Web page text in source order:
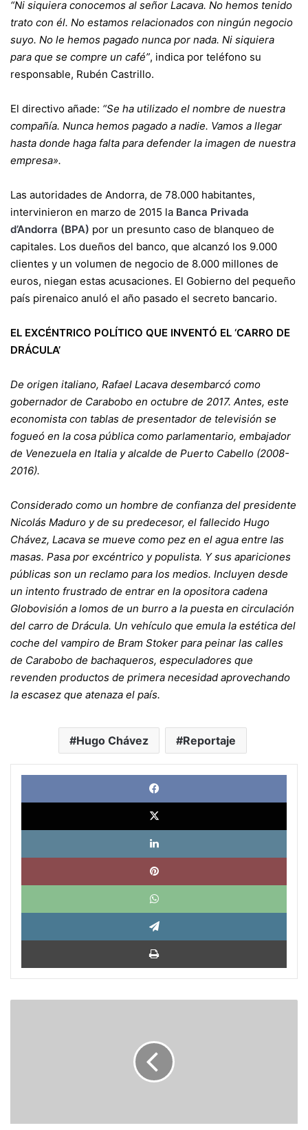
“Ni siquiera conocemos al señor Lacava. No hemos tenido
trato con él. No estamos relacionados con ningún negocio
suyo. No le hemos pagado nunca por nada. Ni siquiera
para que se compre un café”, indica por teléfono su
responsable, Rubén Castrillo.
El directivo añade: “Se ha utilizado el nombre de nuestra
compañía. Nunca hemos pagado a nadie. Vamos a llegar
hasta donde haga falta para defender la imagen de nuestra
empresa».
Las autoridades de Andorra, de 78.000 habitantes,
intervinieron en marzo de 2015 la Banca Privada
d’Andorra (BPA) por un presunto caso de blanqueo de
capitales. Los dueños del banco, que alcanzó los 9.000
clientes y un volumen de negocio de 8.000 millones de
euros, niegan estas acusaciones. El Gobierno del pequeño
país pirenaico anuló el año pasado el secreto bancario.
EL EXCÉNTRICO POLÍTICO QUE INVENTÓ EL ‘CARRO DE
DRÁCULA’
De origen italiano, Rafael Lacava desembarcó como
gobernador de Carabobo en octubre de 2017. Antes, este
economista con tablas de presentador de televisión se
fogueó en la cosa pública como parlamentario, embajador
de Venezuela en Italia y alcalde de Puerto Cabello (2008-
2016).
Considerado como un hombre de confianza del presidente
Nicolás Maduro y de su predecesor, el fallecido Hugo
Chávez, Lacava se mueve como pez en el agua entre las
masas. Pasa por excéntrico y populista. Y sus apariciones
públicas son un reclamo para los medios. Incluyen desde
un intento frustrado de entrar en la opositora cadena
Globovisión a lomos de un burro a la puesta en circulación
del carro de Drácula. Un vehículo que emula la estética del
coche del vampiro de Bram Stoker para peinar las calles
de Carabobo de bachaqueros, especuladores que
revenden productos de primera necesidad aprovechando
la escasez que atenaza el país.
Hugo Chávez Reportaje
X